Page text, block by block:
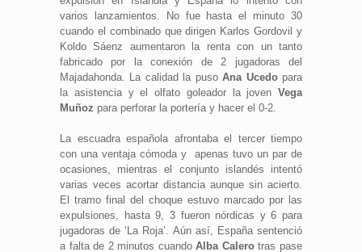
varios lanzamientos. No fue hasta el minuto 30
cuando el combinado que dirigen Karlos Gordovil y
Koldo Sáenz aumentaron la renta con un tanto
fabricado por la conexión de 2 jugadoras del
Majadahonda. La calidad la pusoAna Ucedopara
la asistencia y el olfato goleador la joven Vega
Muñoz para perforar la portería y hacer el 0-2.
La escuadra española afrontaba el tercer tiempo
con una ventaja cómoda y apenas tuvo un par de
ocasiones, mientras el conjunto islandés intentó
varias veces acortar distancia aunque sin acierto.
El tramo final del choque estuvo marcado por las
expulsiones, hasta 9, 3 fueron nórdicas y 6 para
jugadoras de ‘La Roja’. Aún así, España sentenció
a falta de 2 minutos cuandoAlba Calerotras pase